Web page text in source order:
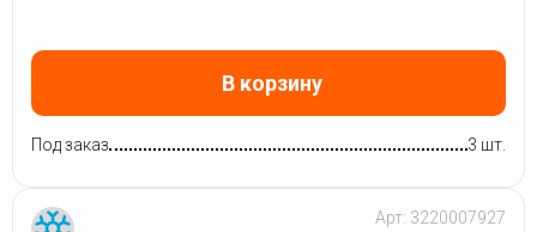
В корзину
Под заказ 3 шт.
Арт: 3220007927